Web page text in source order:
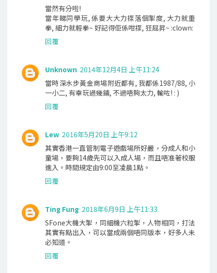
當然有分啦!
當年睇同學玩, 係要大大力揼落個掣度, 大力就重
拳, 細力就輕拳~ 好記得佢係咁揼, 狂屈昇~ :clown:
回覆
Unknown 2014年12月4日 上午11:24
當時深水步黃金商場附近都有, 我都係1987/88, 小
一小二, 有幸玩過幾鋪, 不過唔夠太力, 輸咗! : )
回覆
Lew 2016年5月20日 上午9:12
其實香港一直管制電子遊戲場所好嚴，分成人和小
童場，要夠14歲先可以入成人場，而且唔准著校服
進入。時間規定由9:00至凌晨1點。
回覆
Ting Fung 2018年6月9日 上午11:33
SFone大機大掣，同細機六粒掣，人物相同，打法
其實有點出入，可以當成兩個唔同版本，好多人未
必知道。
回覆